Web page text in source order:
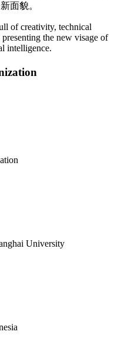
面貌。
of creativity, technical
the new visage of
intelligence.
University